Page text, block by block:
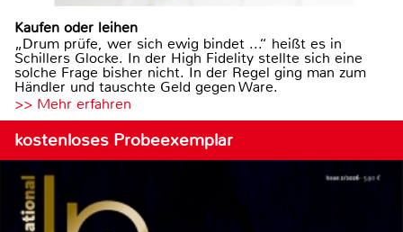
Kaufen oder leihen
„Drum prüfe, wer sich ewig bindet ...“ heißt es in
Schillers Glocke. In der High Fidelity stellte sich eine
solche Frage bisher nicht. In der Regel ging man zum
Händler und tauschte Geld gegen Ware.
>> Mehr erfahren
kostenloses Probeexemplar